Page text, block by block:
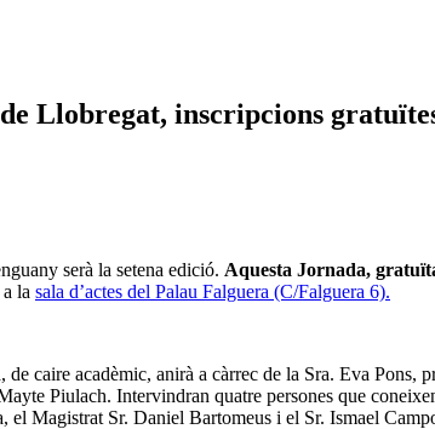
Llobregat, inscripcions
serà la setena edició. Aquesta Jornada,
a la sala d’actes del Palau Falguera (C/Falguera 6).
caire acadèmic, anirà a càrrec de la Sra. Eva Pons,
Piulach. Intervindran quatre persones que
Magistrat Sr. Daniel Bartomeus i el Sr. Ismael